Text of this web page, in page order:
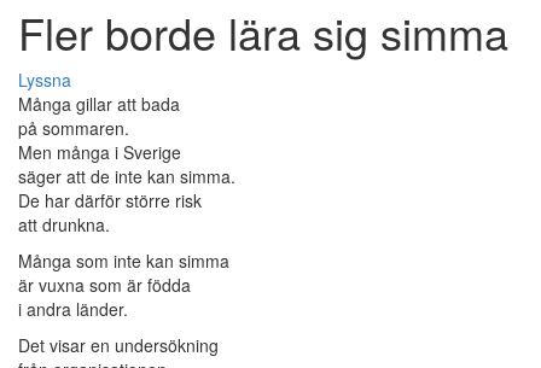
Fler borde lära sig simma
Lyssna
Många gillar att bada
på sommaren.
Men många i Sverige
säger att de inte kan simma.
De har därför större risk
att drunkna.
Många som inte kan simma
är vuxna som är födda
i andra länder.
Det visar en undersökning